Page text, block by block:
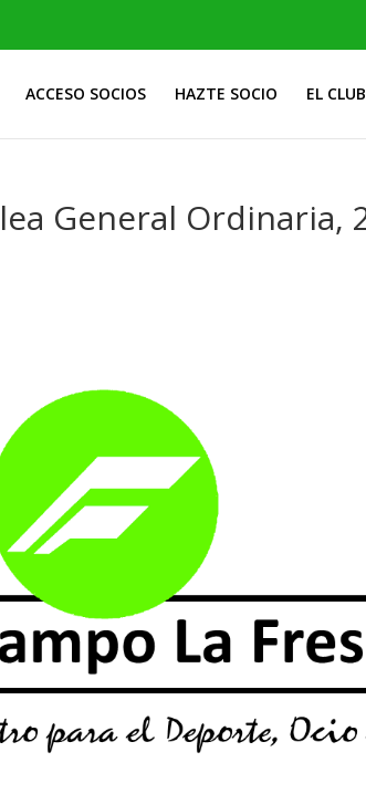
ACCESO SOCIOS HAZTE SOCIO EL CLUB
General Ordinaria,